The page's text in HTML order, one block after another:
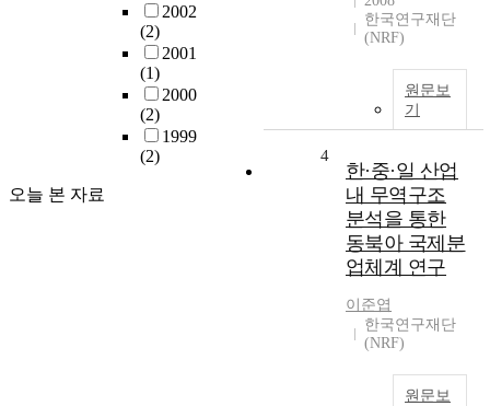
2002
(2)
2001
(1)
2000
(2)
1999
(2)
오늘 본 자료
한국연구재단
(NRF)
원문보
기
4
한·중·일 산업
내 무역구조
분석을 통한
동북아 국제분
업체계 연구
이준엽
한국연구재단
(NRF)
원문보